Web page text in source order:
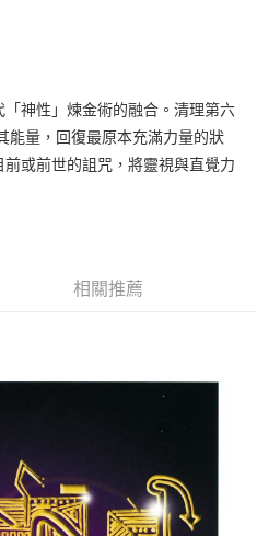
)免運費
)免運費
神性」煉金術的融合。清理第六
能量，回復最原本充滿力量的狀
或前世的詛咒，將靈視與直覺力
相關推薦